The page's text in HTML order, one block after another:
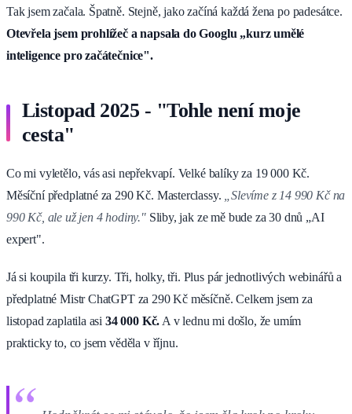
Tak jsem začala. Špatně. Stejně, jako začíná každá žena po padesátce.
Otevřela jsem prohlížeč a napsala do Googlu „kurz umělé
inteligence pro začátečnice".
Listopad 2025 - "Tohle není moje
cesta"
Co mi vyletělo, vás asi nepřekvapí. Velké balíky za 19 000 Kč.
Měsíční předplatné za 290 Kč. Masterclassy.
„Slevíme z 14 990 Kč na
990 Kč, ale už jen 4 hodiny."Sliby, jak ze mě bude za 30 dnů „AI
expert".
Já si koupila tři kurzy. Tři, holky, tři. Plus pár jednotlivých webinářů a
předplatné Mistr ChatGPT za 290 Kč měsíčně. Celkem jsem za
listopad zaplatila asi 34 000 Kč. A v lednu mi došlo, že umím
prakticky to, co jsem věděla v říjnu.